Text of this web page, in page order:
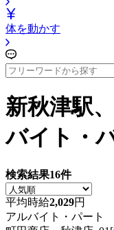
体を動かす
新秋津駅
バイト・
検索結果16件
平均時給2,029円
アルバイト・パート